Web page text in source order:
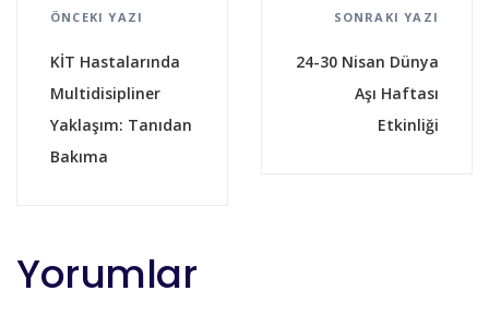
ÖNCEKI YAZI
KİT Hastalarında
Multidisipliner
Yaklaşım: Tanıdan
Bakıma
SONRAKI YAZI
24-30 Nisan Dünya
Aşı Haftası
Etkinliği
Yorumlar